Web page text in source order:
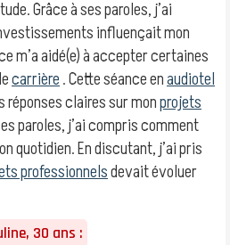
Grâce à ses paroles, j’ai
influençait mon
m’a aidé(e) à accepter certaines
carrière. Cette séance enaudiotel
réponses claires sur monprojets
paroles, j’ai compris comment
quotidien. En discutant, j’ai pris
professionnelsdevait évoluer
30 ans :